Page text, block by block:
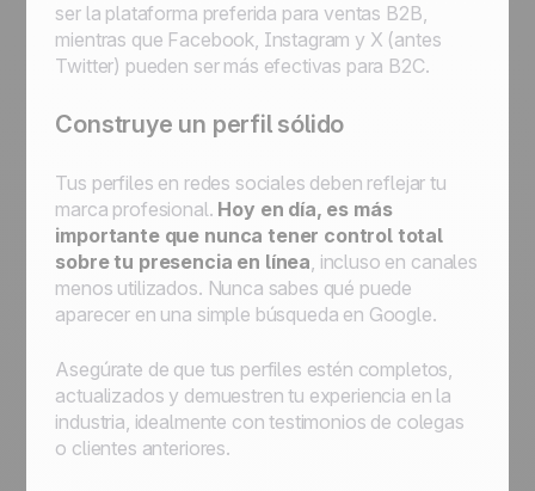
ser la plataforma preferida para ventas B2B,
mientras que Facebook, Instagram y X (antes
Twitter) pueden ser más efectivas para B2C.
Construye un perfil sólido
Tus perfiles en redes sociales deben reflejar tu
marca profesional. Hoy en día, es más
importante que nunca tener control total
sobre tu presencia en línea, incluso en canales
menos utilizados. Nunca sabes qué puede
aparecer en una simple búsqueda en Google.
Asegúrate de que tus perfiles estén completos,
actualizados y demuestren tu experiencia en la
industria, idealmente con testimonios de colegas
o clientes anteriores.